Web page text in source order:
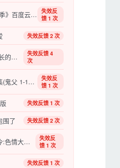
《超感神探1-7季》百度云网盘下载.BD1080P.英语中
失效反
馈 1 次
失效反馈 2 次
微色第六话-部长的裙子
失效反馈 4
次
鬼父全系列合集(鬼父 1-10话/鬼父2 1-5话)[中文字幕][度盘]
失效反
馈 1 次
失效反馈 1 次
围了 失效反馈 2 次
德川性爱禁止令:色情大名(修复版)(中文字幕)
失效反
馈 1 次
失效反馈 1 次